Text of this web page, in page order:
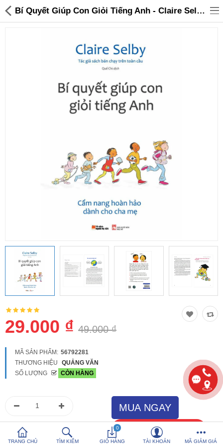
Đồ gia dụng & Nhà cửa
So sánh Yêu thích (0)
Hotline: 0816 505 655
Tải App SanHangRe nhận Quà
TRANG CHỦ TÌM KIẾM
0
GIỎ HÀNG TÀI KHOẢN MÃ GIẢM GIÁ
Bí Quyết Giúp Con Giỏi Tiếng Anh - Claire Selby - 29,000 | Sanhangre
29.000 ₫ 49.000 ₫
MÃ SẢN PHẨM: 56792281
THƯƠNG HIỆU
QUẢNG VĂN
SỐ LƯỢNG
CÒN HÀNG